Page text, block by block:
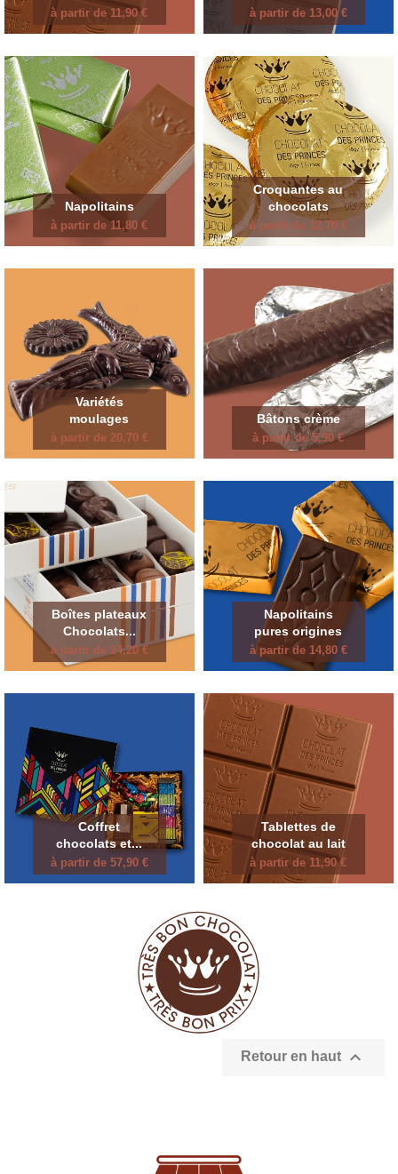
à partir de 11,90 € à partir de 13,00 €
Napolitains
à partir de 11,80 €
Croquantes au
chocolats
à partir de 12,70 €
Variétés
moulages
à partir de 20,70 €
Bâtons crème
à partir de 5,90 €
Boîtes plateaux
Chocolats...
à partir de 24,20 €
Napolitains
pures origines
à partir de 14,80 €
Coffret
chocolats et...
à partir de 57,90 €
Tablettes de
chocolat au lait
à partir de 11,90 €
Retour en haut 